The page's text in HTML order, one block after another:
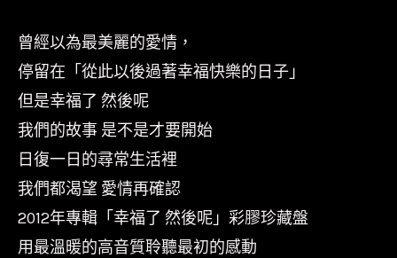
幸
福
了
然
後
呢/180g/AVCLP99106/
限
量
曾經以為最美麗的愛情，
停留在「從此以後過著幸福快樂的日子」
但是幸福了 然後呢
我們的故事 是不是才要開始
日復一日的尋常生活裡
我們都渴望 愛情再確認
2012年專輯「幸福了 然後呢」彩膠珍藏盤
用最溫暖的高音質聆聽最初的感動